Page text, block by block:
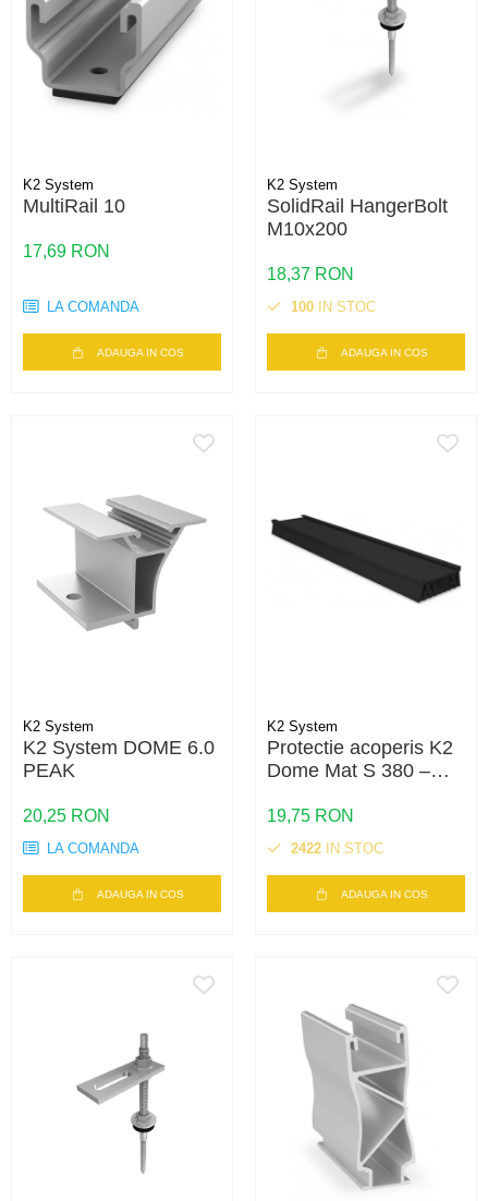
K2 System
MultiRail 10
17,69 RON
LA COMANDA
ADAUGA IN COS
K2 System
SolidRail HangerBolt
M10x200
18,37 RON
100 IN STOC
ADAUGA IN COS
K2 System
K2 System DOME 6.0
PEAK
20,25 RON
LA COMANDA
ADAUGA IN COS
K2 System
Protectie acoperis K2
Dome Mat S 380 –
acoperis plat, sistem
Dome
19,75 RON
2422 IN STOC
ADAUGA IN COS